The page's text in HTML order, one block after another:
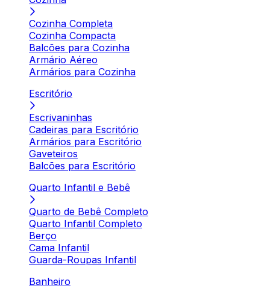
Cozinha Completa
Cozinha Compacta
Balcões para Cozinha
Armário Aéreo
Armários para Cozinha
Escritório
Escrivaninhas
Cadeiras para Escritório
Armários para Escritório
Gaveteiros
Balcões para Escritório
Quarto Infantil e Bebê
Quarto de Bebê Completo
Quarto Infantil Completo
Berço
Cama Infantil
Guarda-Roupas Infantil
Banheiro